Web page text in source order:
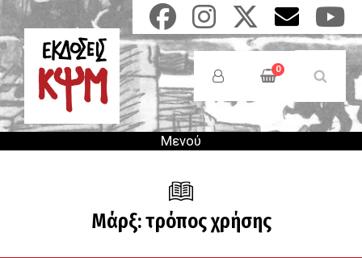
Παράκαμψη
προς
το
κυρίως
περιεχόμενο
Anonymous
Users
Menu
0
Μενού
Μάρξ: τρόπος χρήσης